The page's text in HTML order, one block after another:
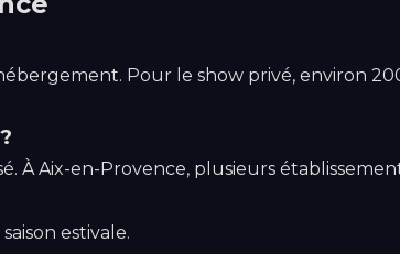
Pour le show privé, environ
À Aix-en-Provence, plusieurs
estivale.